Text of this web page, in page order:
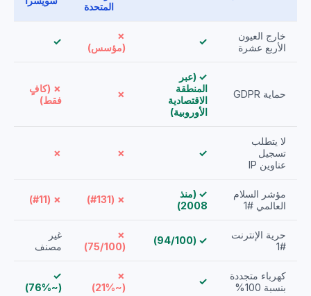
المتحدة
خارج العيون
الأربع عشرة
✓
✗
(مؤسس)
✓
حماية GDPR
✓ (عبر
المنطقة
الاقتصادية
الأوروبية)
✗
✗ (كافٍ
فقط)
لا يتطلب
تسجيل
عناوين IP
✓
✗
✗
مؤشر السلام
العالمي #1
✓ (منذ
2008)
✗ (#131)
✗ (#11)
حرية الإنترنت
#1
✓ (94/100)
✗
(75/100)
غير
مصنف
كهرباء متجددة
بنسبة 100%
✓
✗
(~21%)
✓
(~76%)